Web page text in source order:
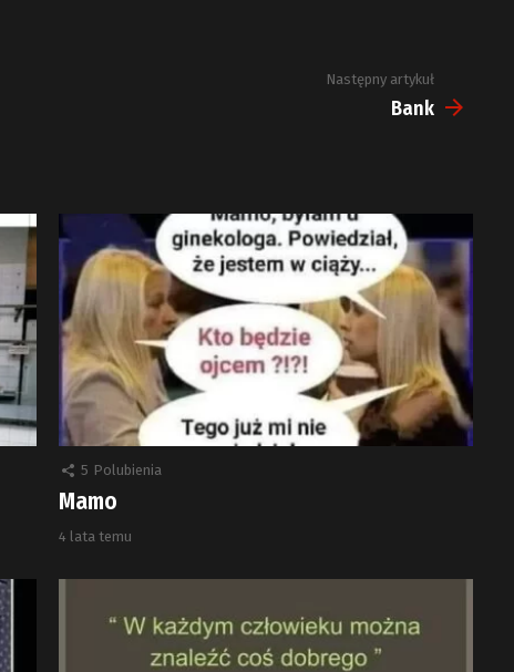
Następny artykuł
Bank
5 Polubienia
Mamo
4 lata temu